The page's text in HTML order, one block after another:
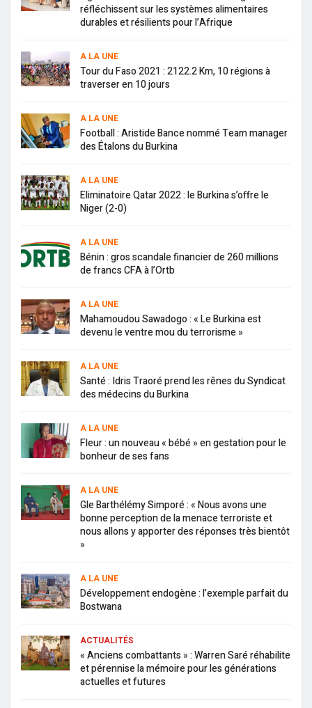
réfléchissent sur les systèmes alimentaires
durables et résilients pour l’Afrique
A LA UNE
Tour du Faso 2021 : 2122.2 Km, 10 régions à
traverser en 10 jours
A LA UNE
Football : Aristide Bance nommé Team manager
des Étalons du Burkina
A LA UNE
Eliminatoire Qatar 2022 : le Burkina s’offre le
Niger (2-0)
A LA UNE
Bénin : gros scandale financier de 260 millions
de francs CFA à l’Ortb
A LA UNE
Mahamoudou Sawadogo : « Le Burkina est
devenu le ventre mou du terrorisme »
A LA UNE
Santé : Idris Traoré prend les rênes du Syndicat
des médecins du Burkina
A LA UNE
Fleur : un nouveau « bébé » en gestation pour le
bonheur de ses fans
A LA UNE
Gle Barthélémy Simporé : « Nous avons une
bonne perception de la menace terroriste et
nous allons y apporter des réponses très bientôt
»
A LA UNE
Développement endogène : l’exemple parfait du
Bostwana
ACTUALITÉS
« Anciens combattants » : Warren Saré réhabilite
et pérennise la mémoire pour les générations
actuelles et futures